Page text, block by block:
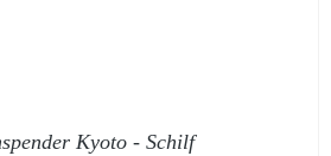
Kyoto - Schilf